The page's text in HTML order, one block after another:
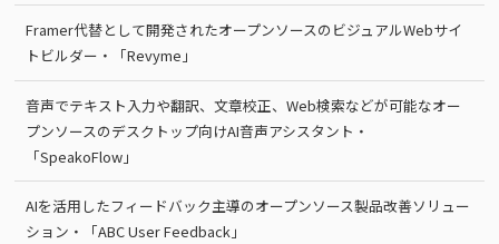
Framer代替として開発されたオープンソースのビジュアルWebサイ
トビルダー・「Revyme」
音声でテキスト入力や翻訳、文章校正、Web検索などが可能なオー
プンソースのデスクトップ向けAI音声アシスタント・
「SpeakoFlow」
AIを活用したフィードバック主導のオープンソース製品改善ソリュー
ション・「ABC User Feedback」